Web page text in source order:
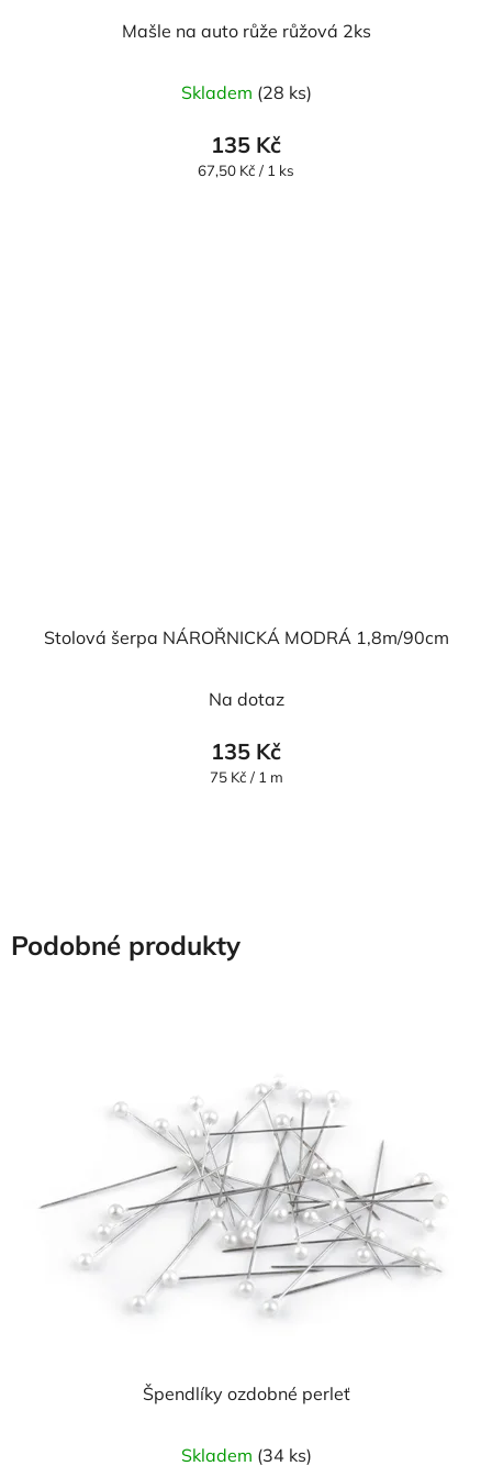
Mašle na auto růže růžová 2ks
hodnocení
produktu
je
Skladem (28 ks)
135 Kč
Měrná
67,50 Kč / 1 ks
Stolová šerpa NÁROŘNICKÁ MODRÁ 1,8m/90cm
Na dotaz
135 Kč
Měrná
75 Kč / 1 m
Podobné produkty
Špendlíky ozdobné perleť
Skladem (34 ks)